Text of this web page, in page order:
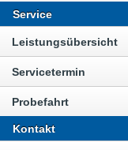
Service
Leistungsübersicht
Servicetermin
Probefahrt
Kontakt